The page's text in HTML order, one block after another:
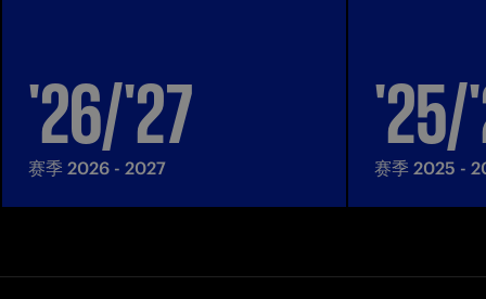
'26/'27
赛季 2026 - 2027
'25/
赛季 2025 -